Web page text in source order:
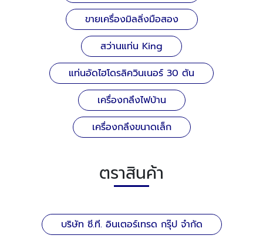
ขายเครื่องมิลลิ่งมือสอง
สว่านแท่น King
แท่นอัดไฮโดรลิควินเนอร์ 30 ตัน
เครื่องกลึงไฟบ้าน
เครื่องกลึงขนาดเล็ก
ตราสินค้า
บริษัท ซี.ที. อินเตอร์เทรด กรุ๊ป จำกัด